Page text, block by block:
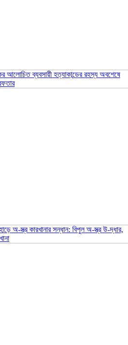
আলোচিত ব্যবসায়ী হত্যাকান্ডের রহস্য অবশেষে
অ-স্ত্র কারখানার সন্ধান: বিপুল অ-স্ত্র উ-দ্ধার,